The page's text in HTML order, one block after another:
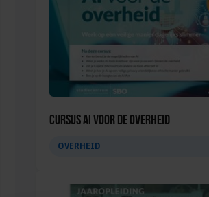
Cursus AI voor de overheid
OVERHEID